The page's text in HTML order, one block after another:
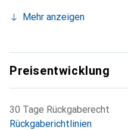
Mehr anzeigen
Preisentwicklung
30 Tage Rückgaberecht
Rückgaberichtlinien